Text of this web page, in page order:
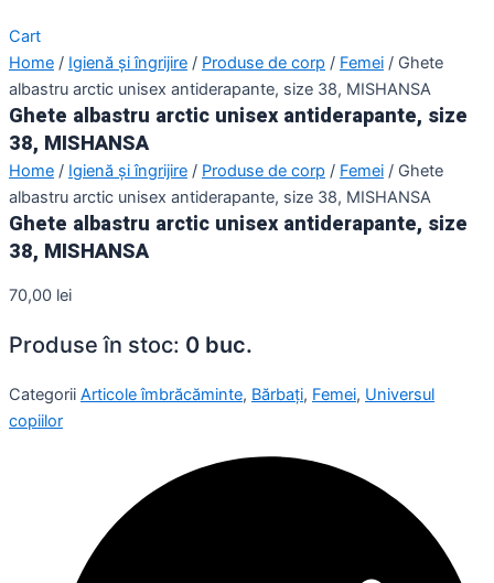
Cart
Home / Igienă și îngrijire / Produse de corp / Femei / Ghete
albastru arctic unisex antiderapante, size 38, MISHANSA
Ghete albastru arctic unisex antiderapante, size
38, MISHANSA
Home / Igienă și îngrijire / Produse de corp / Femei / Ghete
albastru arctic unisex antiderapante, size 38, MISHANSA
Ghete albastru arctic unisex antiderapante, size
38, MISHANSA
70,00 lei
Produse în stoc: 0 buc.
Categorii Articole îmbrăcăminte, Bărbați, Femei, Universul
copiilor